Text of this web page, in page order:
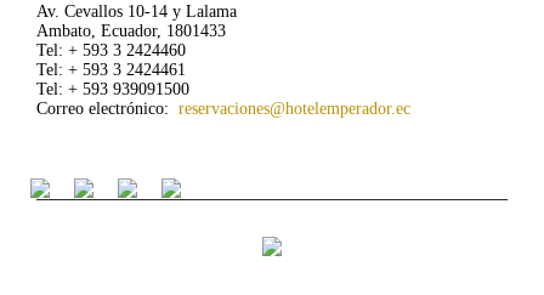
Av. Cevallos 10-14 y Lalama
Ambato, Ecuador, 1801433
Tel: + 593 3 2424460
Tel: + 593 3 2424461
Tel: + 593 939091500
Correo electrónico: reservaciones@hotelemperador.ec